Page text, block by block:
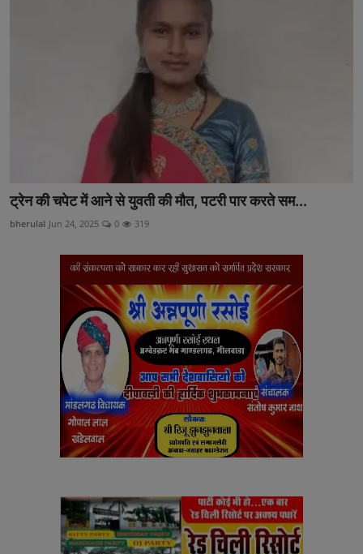
ट्रेन की चपेट में आने से युवती की मौत, पटरी पार करते सम...
bherulal Jun 24, 2025 0 319